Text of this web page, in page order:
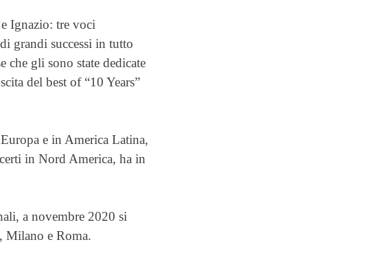
Ignazio: tre voci
grandi successi in tutto
che gli sono state dedicate
del best of “10 Years”
e in America Latina,
in Nord America, ha in
a novembre 2020 si
Milano e Roma.